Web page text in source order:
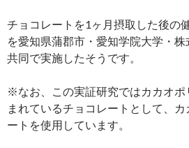
チョコレートを1ヶ月摂取した後の
を愛知県蒲郡市・愛知学院大学・
共同で実施したそうです。
※なお、この実証研究ではカカオポ
まれているチョコレートとして、
ートを使用しています。